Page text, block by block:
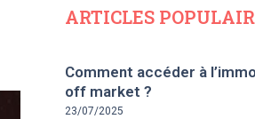
ARTICLES
Comment accéder à
off market ?
23/07/2025